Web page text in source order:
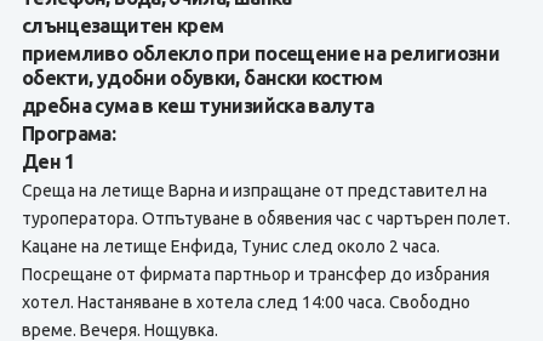
слънцезащитен крем
приемливо облекло при посещение на религиозни
обекти, удобни обувки, бански костюм
дребна сума в кеш тунизийска валута
Програма:
Ден 1
Среща на летище Варна и изпращане от представител на
туроператора. Отпътуване в обявения час с чартърен полет.
Кацане на летище Енфида, Тунис след около 2 часа.
Посрещане от фирмата партньор и трансфер до избрания
хотел. Настаняване в хотела след 14:00 часа. Свободно
време. Вечеря. Нощувка.